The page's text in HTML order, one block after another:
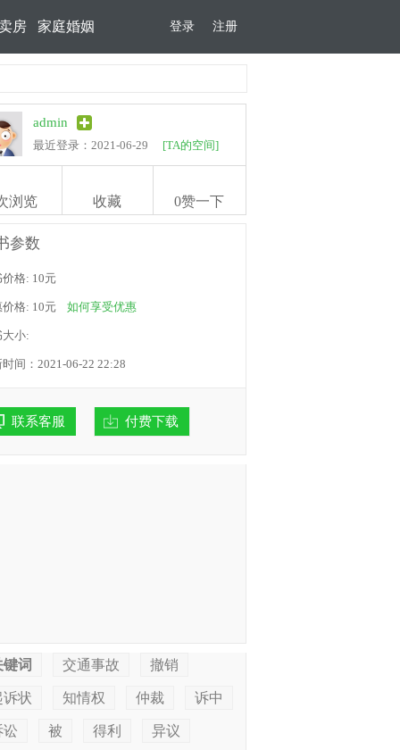
房 家庭婚姻 登录 注册
admin
最近登录：2021-06-29 [TA的空间]
浏览 收藏 0赞一下
参数
价格: 10元
价格: 10元 如何享受优惠
大小:
间：2021-06-22 22:28
联系客服 付费下载
键词 交通事故 撤销
诉状 知情权 仲裁 诉中
讼 被 得利 异议